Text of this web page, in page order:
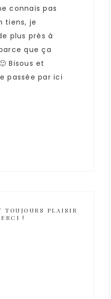
connais pas
tiens, je
plus près à
que ça
Bisous et
passée par ici
PLAISIR
!